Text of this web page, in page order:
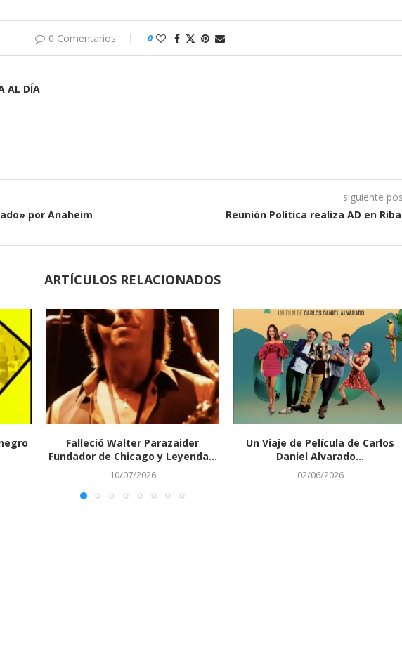
0 Comentarios 0
AL DÍA
por Anaheim
siguiente
Reunión Política realiza AD en
ARTÍCULOS RELACIONADOS
Falleció Walter Parazaider
Fundador de Chicago y Leyenda...
10/07/2026
Un Viaje de Película de Carlos
Daniel Alvarado...
02/06/2026